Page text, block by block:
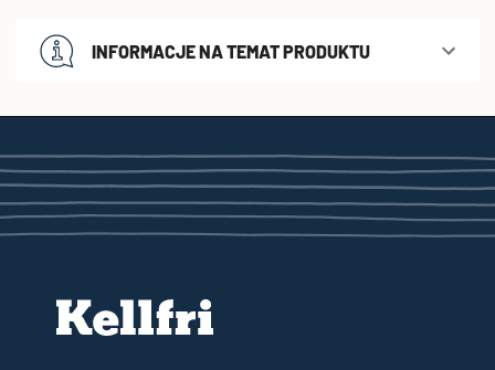
INFORMACJE NA TEMAT PRODUKTU